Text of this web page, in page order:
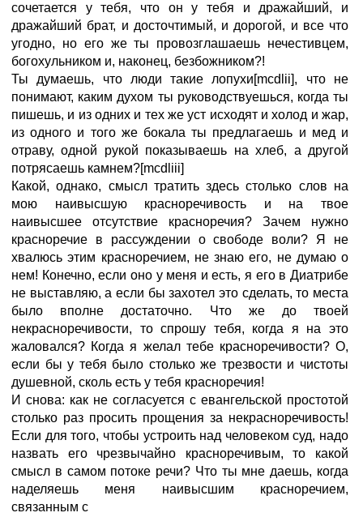
сочетается у тебя, что он у тебя и дражайший, и
дражайший брат, и досточтимый, и дорогой, и все что
угодно, но его же ты провозглашаешь нечестивцем,
богохульником и, наконец, безбожником?!
Ты думаешь, что люди такие лопухи[mcdlii], что не
понимают, каким духом ты руководствуешься, когда ты
пишешь, и из одних и тех же уст исходят и холод и жар,
из одного и того же бокала ты предлагаешь и мед и
отраву, одной рукой показываешь на хлеб, а другой
потрясаешь камнем?[mcdliii]
Какой, однако, смысл тратить здесь столько слов на
мою наивысшую красноречивость и на твое
наивысшее отсутствие красноречия? Зачем нужно
красноречие в рассуждении о свободе воли? Я не
хвалюсь этим красноречием, не знаю его, не думаю о
нем! Конечно, если оно у меня и есть, я его в Диатрибе
не выставляю, а если бы захотел это сделать, то места
было вполне достаточно. Что же до твоей
некрасноречивости, то спрошу тебя, когда я на это
жаловался? Когда я желал тебе красноречивости? О,
если бы у тебя было столько же трезвости и чистоты
душевной, сколь есть у тебя красноречия!
И снова: как не согласуется с евангельской простотой
столько раз просить прощения за некрасноречивость!
Если для того, чтобы устроить над человеком суд, надо
назвать его чрезвычайно красноречивым, то какой
смысл в самом потоке речи? Что ты мне даешь, когда
наделяешь меня наивысшим красноречием,
связанным с